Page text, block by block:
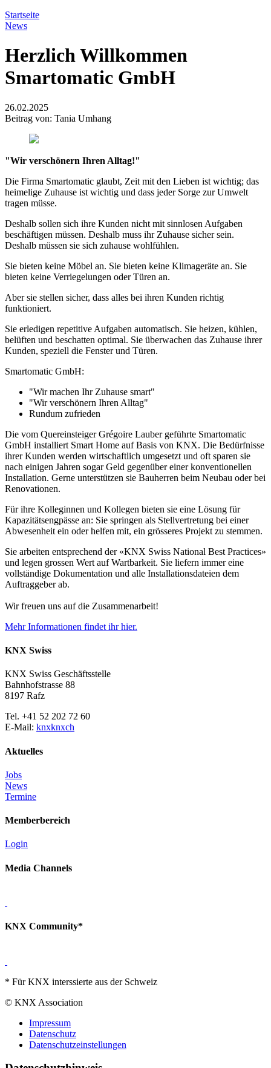
Startseite
News
Herzlich Willkommen
Smartomatic GmbH
26.02.2025
Beitrag von: Tania Umhang
"Wir verschönern Ihren Alltag!"
Die Firma Smartomatic glaubt, Zeit mit den Lieben ist wichtig; das
heimelige Zuhause ist wichtig und dass jeder Sorge zur Umwelt
tragen müsse.
Deshalb sollen sich ihre Kunden nicht mit sinnlosen Aufgaben
beschäftigen müssen. Deshalb muss ihr Zuhause sicher sein.
Deshalb müssen sie sich zuhause wohlfühlen.
Sie bieten keine Möbel an. Sie bieten keine Klimageräte an. Sie
bieten keine Verriegelungen oder Türen an.
Aber sie stellen sicher, dass alles bei ihren Kunden richtig
funktioniert.
Sie erledigen repetitive Aufgaben automatisch. Sie heizen, kühlen,
belüften und beschatten optimal. Sie überwachen das Zuhause ihrer
Kunden, speziell die Fenster und Türen.
Smartomatic GmbH:
"Wir machen Ihr Zuhause smart"
"Wir verschönern Ihren Alltag"
Rundum zufrieden
Die vom Quereinsteiger Grégoire Lauber geführte Smartomatic
GmbH installiert Smart Home auf Basis von KNX. Die Bedürfnisse
ihrer Kunden werden wirtschaftlich umgesetzt und oft sparen sie
nach einigen Jahren sogar Geld gegenüber einer konventionellen
Installation. Gerne unterstützen sie Bauherren beim Neubau oder bei
Renovationen.
Für ihre Kolleginnen und Kollegen bieten sie eine Lösung für
Kapazitätsengpässe an: Sie springen als Stellvertretung bei einer
Abwesenheit ein oder helfen mit, ein grösseres Projekt zu stemmen.
Sie arbeiten entsprechend der «KNX Swiss National Best Practices»
und legen grossen Wert auf Wartbarkeit. Sie liefern immer eine
vollständige Dokumentation und alle Installationsdateien dem
Auftraggeber ab.
Wir freuen uns auf die Zusammenarbeit!
Mehr Informationen findet ihr hier.
KNX Swiss
KNX Swiss Geschäftsstelle
Bahnhofstrasse 88
8197 Rafz
Tel. +41 52 202 72 60
E-Mail: knxknxch
Aktuelles
Jobs
News
Termine
Memberbereich
Login
Media Channels
KNX Community*
* Für KNX interssierte aus der Schweiz
© KNX Association
Impressum
Datenschutz
Datenschutzeinstellungen